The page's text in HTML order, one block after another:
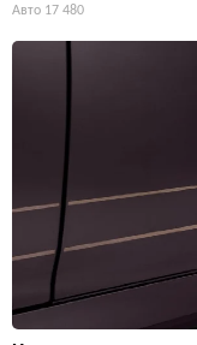
Авто 17 480